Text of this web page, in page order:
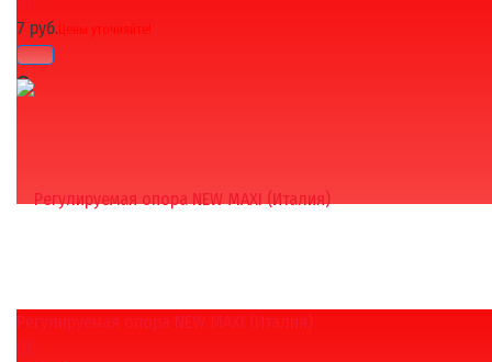
избранное сравнить
7 руб.Цены уточняйте!
Регулируемая опора NEW MAXI (Италия)
(0)